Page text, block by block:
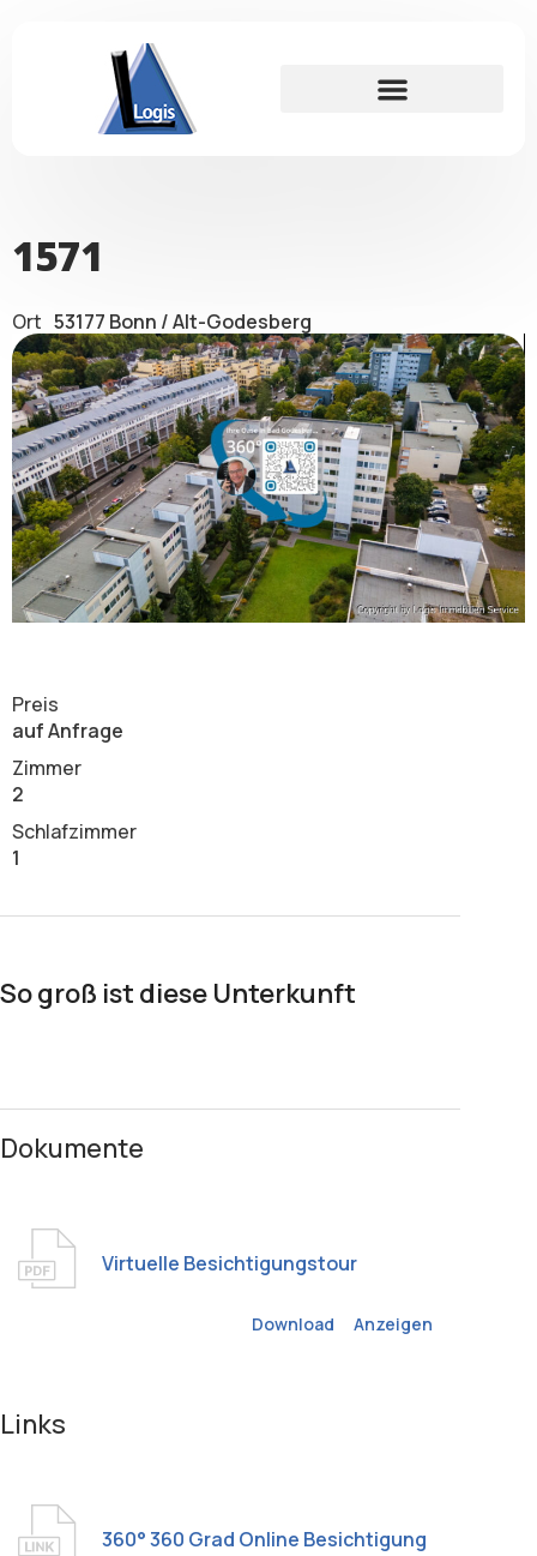
1571
Ort 53177 Bonn / Alt-Godesberg
Preis
auf Anfrage
Zimmer
2
Schlafzimmer
1
So groß ist diese Unterkunft
Dokumente
Virtuelle Besichtigungstour
Download Anzeigen
Links
360° 360 Grad Online Besichtigung